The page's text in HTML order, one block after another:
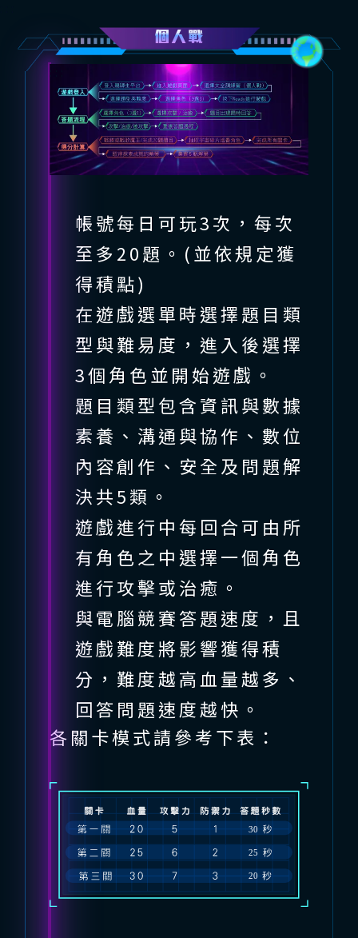
個人戰
帳號每日可玩3次，每次
至多20題。(並依規定獲
得積點)
在遊戲選單時選擇題目類
型與難易度，進入後選擇
3個角色並開始遊戲。
題目類型包含資訊與數據
素養、溝通與協作、數位
內容創作、安全及問題解
決共5類。
遊戲進行中每回合可由所
有角色之中選擇一個角色
進行攻擊或治癒。
與電腦競賽答題速度，且
遊戲難度將影響獲得積
分，難度越高血量越多、
回答問題速度越快。
各關卡模式請參考下表：